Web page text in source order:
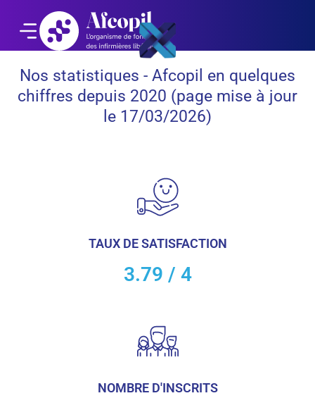
Nos statistiques - Afcopil en quelques
chiffres depuis 2020 (page mise à jour
le 17/03/2026)
TAUX DE SATISFACTION
3.79 / 4
NOMBRE D'INSCRITS